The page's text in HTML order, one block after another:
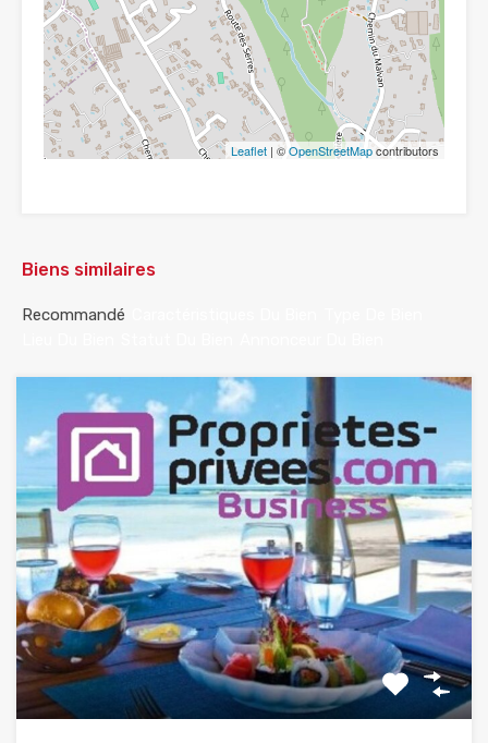
Leaflet | ©OpenStreetMapcontributors
Biens similaires
Recommandé